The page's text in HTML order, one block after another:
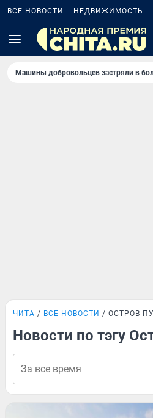
ВСЕ НОВОСТИ НЕДВИЖИМОСТЬ
Машины добровольцев застряли в
ЧИТА ВСЕ НОВОСТИ ОСТРОВ
Новости по тэгу